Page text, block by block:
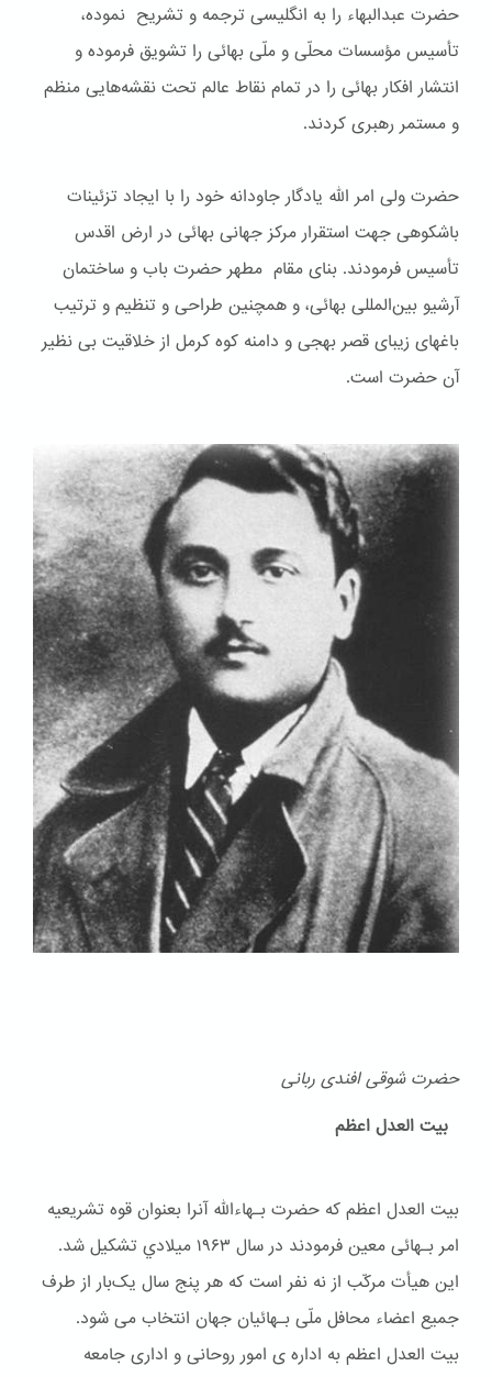
حضرت عبدالبهاء را به انگلیسی ترجمه و تشریح نموده،
تأسیس مؤسسات محلّی و ملّی بهائی را تشویق فرموده و
انتشار افکار بهائی را در تمام نقاط عالم تحت نقشه‌هایی منظم
و مستمر رهبری کردند.
حضرت ولی امر الله یادگار جاودانه خود را با ایجاد تزئینات
باشكوهی جهت استقرار مرکز جهانی بهائی در ارض اقدس
تأسیس فرمودند. بنای مقام مطهر حضرت باب و ساختمان
آرشیو بین‌المللی بهائی، و همچنین طراحی و تنظیم و ترتیب
باغهای زیبای قصر بهجی و دامنه کوه کرمل از خلاقیت بی نظیر
آن حضرت است.
حضرت شوقی افندی ربانی
بیت العدل اعظم
بیت العدل اعظم که حضرت بـهاءالله آنرا بعنوان قوه تشریعیه
امر بـهائی معین فرمودند در سال ۱۹۶۳ ميلادي تشکیل شد.
این هیأت مرکّب از نه نفر است که هر پنج سال یک‌بار از طرف
جمیع اعضاء محافل ملّی بـهائیان جهان انتخاب می شود.
بیت العدل اعظم به اداره ی امور روحانی و اداری جامعه